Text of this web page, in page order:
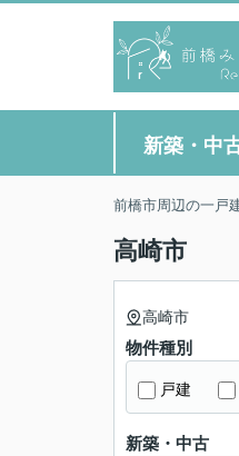
新築・中
前橋市周辺の一戸
高崎市
高崎市
物件種別
戸建
新築・中古